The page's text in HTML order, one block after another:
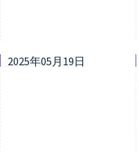
2025年05月19日